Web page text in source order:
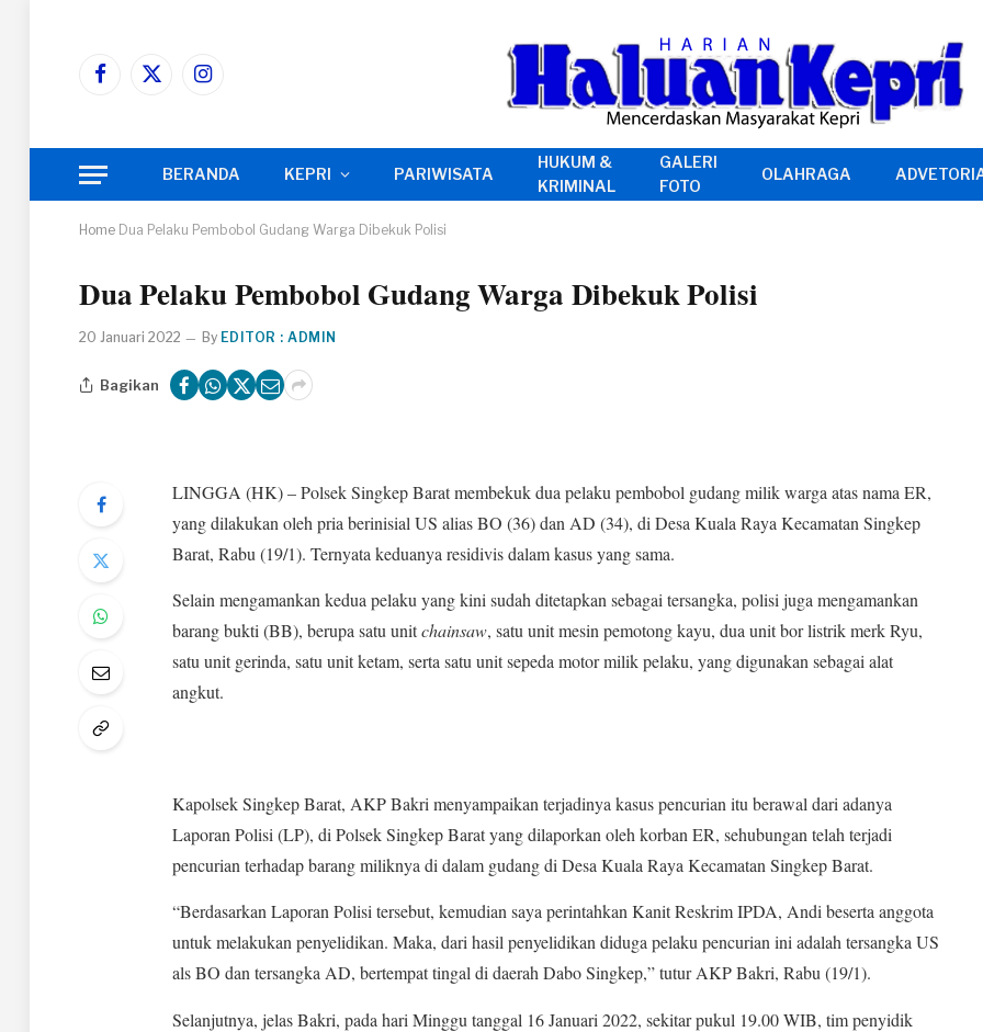
Facebook
X
Instagram
BERANDA KEPRI PARIWISATA
HUKUM &
KRIMINAL
GALERI
FOTO
OLAHRAGA
Home Dua Pelaku Pembobol Gudang Warga Dibekuk Polisi
Dua Pelaku Pembobol Gudang Warga Dibekuk Polisi
20 Januari 2022 By EDITOR : ADMIN
Bagikan
LINGGA (HK) – Polsek Singkep Barat membekuk dua pelaku pembobol gudang milik warga atas nama ER,
yang dilakukan oleh pria berinisial US alias BO (36) dan AD (34), di Desa Kuala Raya Kecamatan Singkep
Barat, Rabu (19/1). Ternyata keduanya residivis dalam kasus yang sama.
Selain mengamankan kedua pelaku yang kini sudah ditetapkan sebagai tersangka, polisi juga mengamankan
barang bukti (BB), berupa satu unitchainsaw, satu unit mesin pemotong kayu, dua unit bor listrik merk Ryu,
satu unit gerinda, satu unit ketam, serta satu unit sepeda motor milik pelaku, yang digunakan sebagai alat
angkut.
Kapolsek Singkep Barat, AKP Bakri menyampaikan terjadinya kasus pencurian itu berawal dari adanya
Laporan Polisi (LP), di Polsek Singkep Barat yang dilaporkan oleh korban ER, sehubungan telah terjadi
pencurian terhadap barang miliknya di dalam gudang di Desa Kuala Raya Kecamatan Singkep Barat.
“Berdasarkan Laporan Polisi tersebut, kemudian saya perintahkan Kanit Reskrim IPDA, Andi beserta anggota
untuk melakukan penyelidikan. Maka, dari hasil penyelidikan diduga pelaku pencurian ini adalah tersangka US
als BO dan tersangka AD, bertempat tingal di daerah Dabo Singkep,” tutur AKP Bakri, Rabu (19/1).
Selanjutnya, jelas Bakri, pada hari Minggu tanggal 16 Januari 2022, sekitar pukul 19.00 WIB, tim penyidik